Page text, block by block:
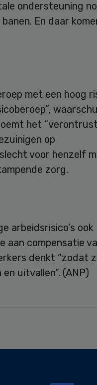
ondersteuning
En daar
met een hoog
het
op
voor henzelf
zorg.
arbeidsrisico’s ook
aan compensatie
denkt “zodat
uitvallen”. (ANP)